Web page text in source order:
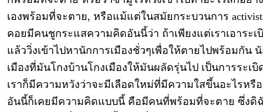
เองพร้อมที่จะตาย, หรือแม้แต่ในสมัยกระบวนการ
คอยมีคนชูกระแสความคิดอันนี้ว่า ถ้าเพียงแต่เราเอาระเ
แล้ววิ่งเข้าไปหานักการเมืองชั่วๆเพื่อให้ตายไปพร้อมกัน
เมืองที่มันโกงบ้านโกงเมืองให้มันผลัดรุ่นไป เป็นการระเ
เราก็มีความหวังว่าจะมีเลือดใหม่ที่มีความใสขึ้นอะไรหรือ
อันนี้ก็เคยมีความคิดแบบนี้ คือมีคนที่พร้อมที่จะตาย ซึ่งดิ